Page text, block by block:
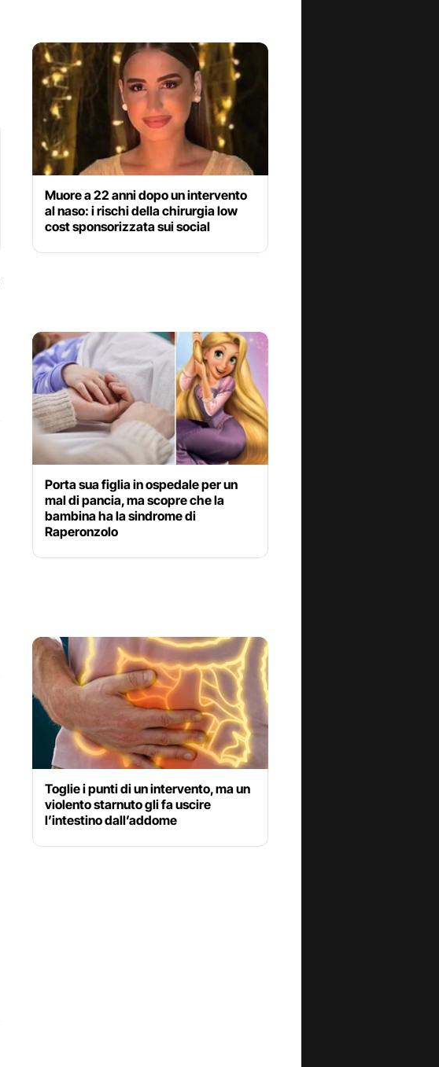
Muore a 22 anni dopo un intervento
al naso: i rischi della chirurgia low
cost sponsorizzata sui social
Porta sua figlia in ospedale per un
mal di pancia, ma scopre che la
bambina ha la sindrome di
Raperonzolo
Toglie i punti di un intervento, ma un
violento starnuto gli fa uscire
l’intestino dall’addome